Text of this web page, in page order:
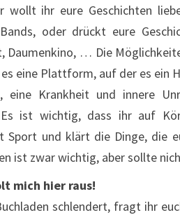
wollt ihr eure Geschichten
oder drückt eure
Daumenkino, … Die
eine Plattform, auf der es ein
eine Krankheit und innere
Es ist wichtig, dass ihr auf
und klärt die Dinge, die
ist zwar wichtig, aber sollte
mich hier raus!
schlendert, fragt ihr